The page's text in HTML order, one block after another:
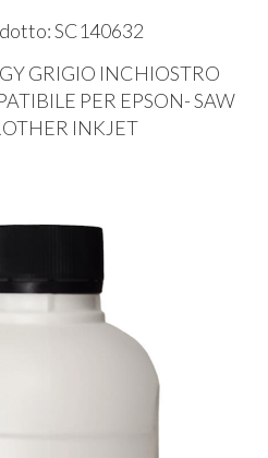
SC140632
GRIGIO INCHIOSTRO
PER EPSON-SAW
INKJET